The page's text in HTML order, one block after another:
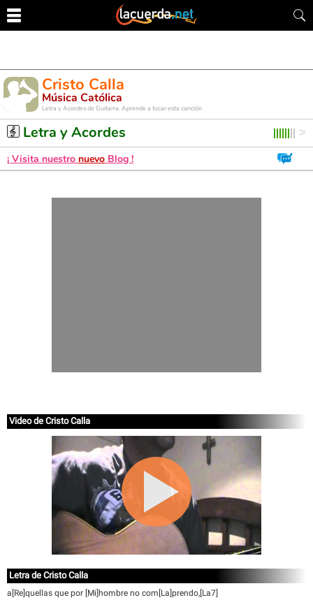
Cristo Calla
Música Católica
Letra y Acordes de Guitarra. Aprende a tocar esta canción
Letra y Acordes
¡ Visita nuestro nuevo Blog !
Video de Cristo Calla
Letra de Cristo Calla
a[Re]quellas que por [Mi]hombre no com[La]prendo,[La7]